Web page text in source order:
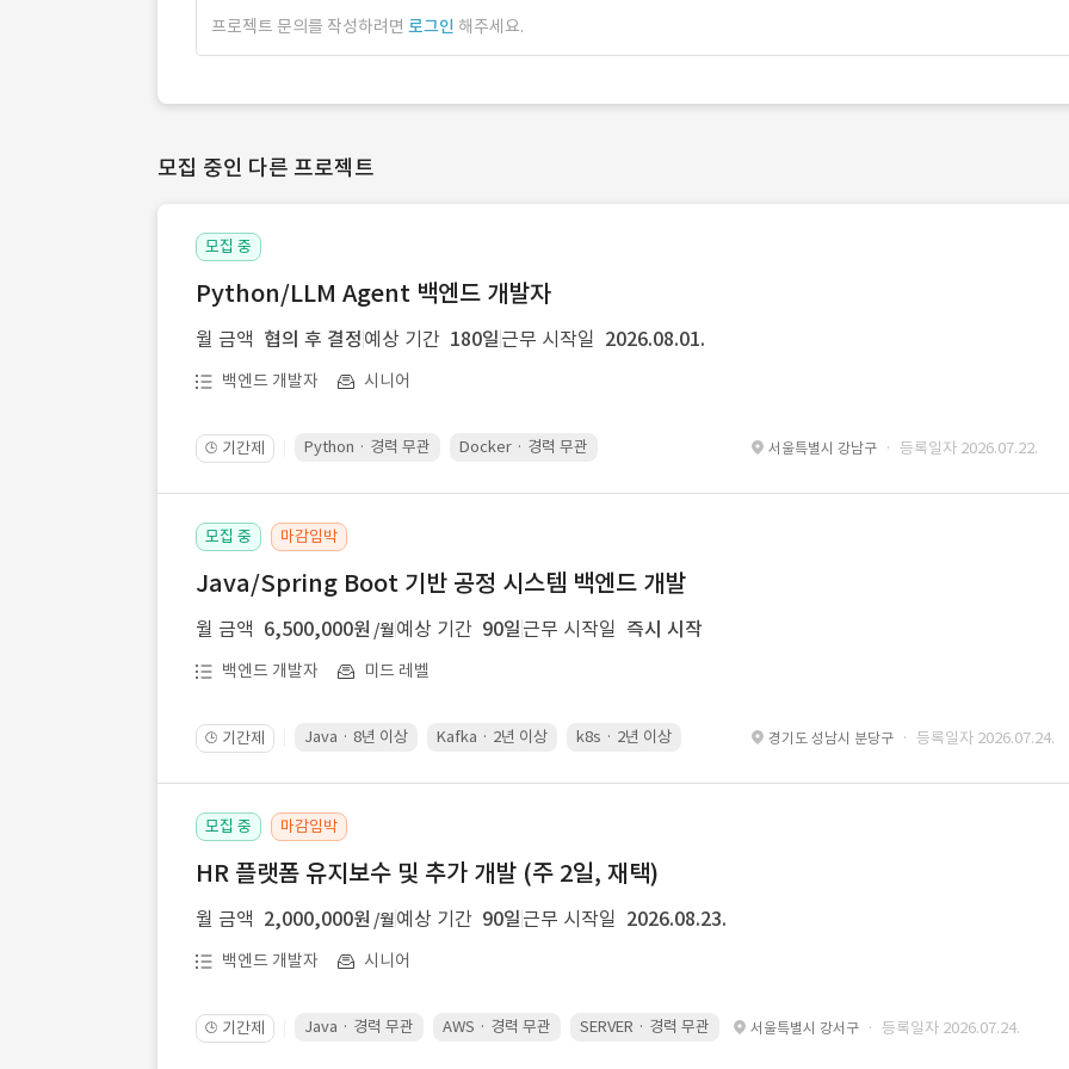
프로젝트 문의를 작성하려면 로그인 해주세요.
모집 중인 다른 프로젝트
모집 중
Python/LLM Agent 백엔드 개발자
월 금액 협의 후 결정 예상 기간 180일 근무 시작일 2026.08.01.
백엔드 개발자 시니어
🕒 기간제 Python · 경력 무관 Docker · 경력 무관 Kubernetes · 경력 무관 Git · 경력 무관 restful api · 경력 무
서울특별시 강남구 · 등록일자 2026.07.22.
모집 중 마감임박
Java/Spring Boot 기반 공정 시스템 백엔드 개발
월 금액 6,500,000원 /월예상 기간 90일 근무 시작일 즉시 시작
백엔드 개발자 미드 레벨
🕒 기간제 Java · 8년 이상 Kafka · 2년 이상 k8s · 2년 이상 Spring Boot · 3년 이상 Airflow · 2년 이상
경기도 성남시 분당구 · 등록일자 2026.07.24.
모집 중 마감임박
HR 플랫폼 유지보수 및 추가 개발 (주 2일, 재택)
월 금액 2,000,000원 /월예상 기간 90일 근무 시작일 2026.08.23.
백엔드 개발자 시니어
🕒 기간제 Java · 경력 무관 AWS · 경력 무관 SERVER · 경력 무관 서울특별시 강서구 · 등록일자 2026.07.24.